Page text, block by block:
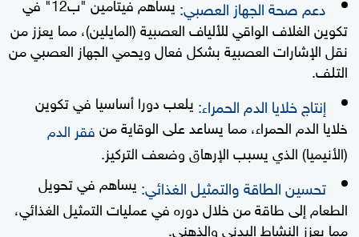
دعم صحة الجهاز العصبي:
تكوين الغلاف الواقي للألياف العصبية (المايلين)، مما يعزز من
نقل الإشارات العصبية بشكل فعال ويحمي الجهاز العصبي من
التلف.
إنتاج خلايا الدم الحمراء: يلعب دورا أساسيا في تكوين
خلايا الدم الحمراء، مما يساعد على الوقاية منفقر الدم
(الأنيميا) الذي يسبب الإرهاق وضعف التركيز.
تحسين الطاقة والتمثيل الغذائي: يساهم في تحويل
الطعام إلى طاقة من خلال دوره في عمليات التمثيل الغذائي،
مما يعزز النشاط البدني والذهني.